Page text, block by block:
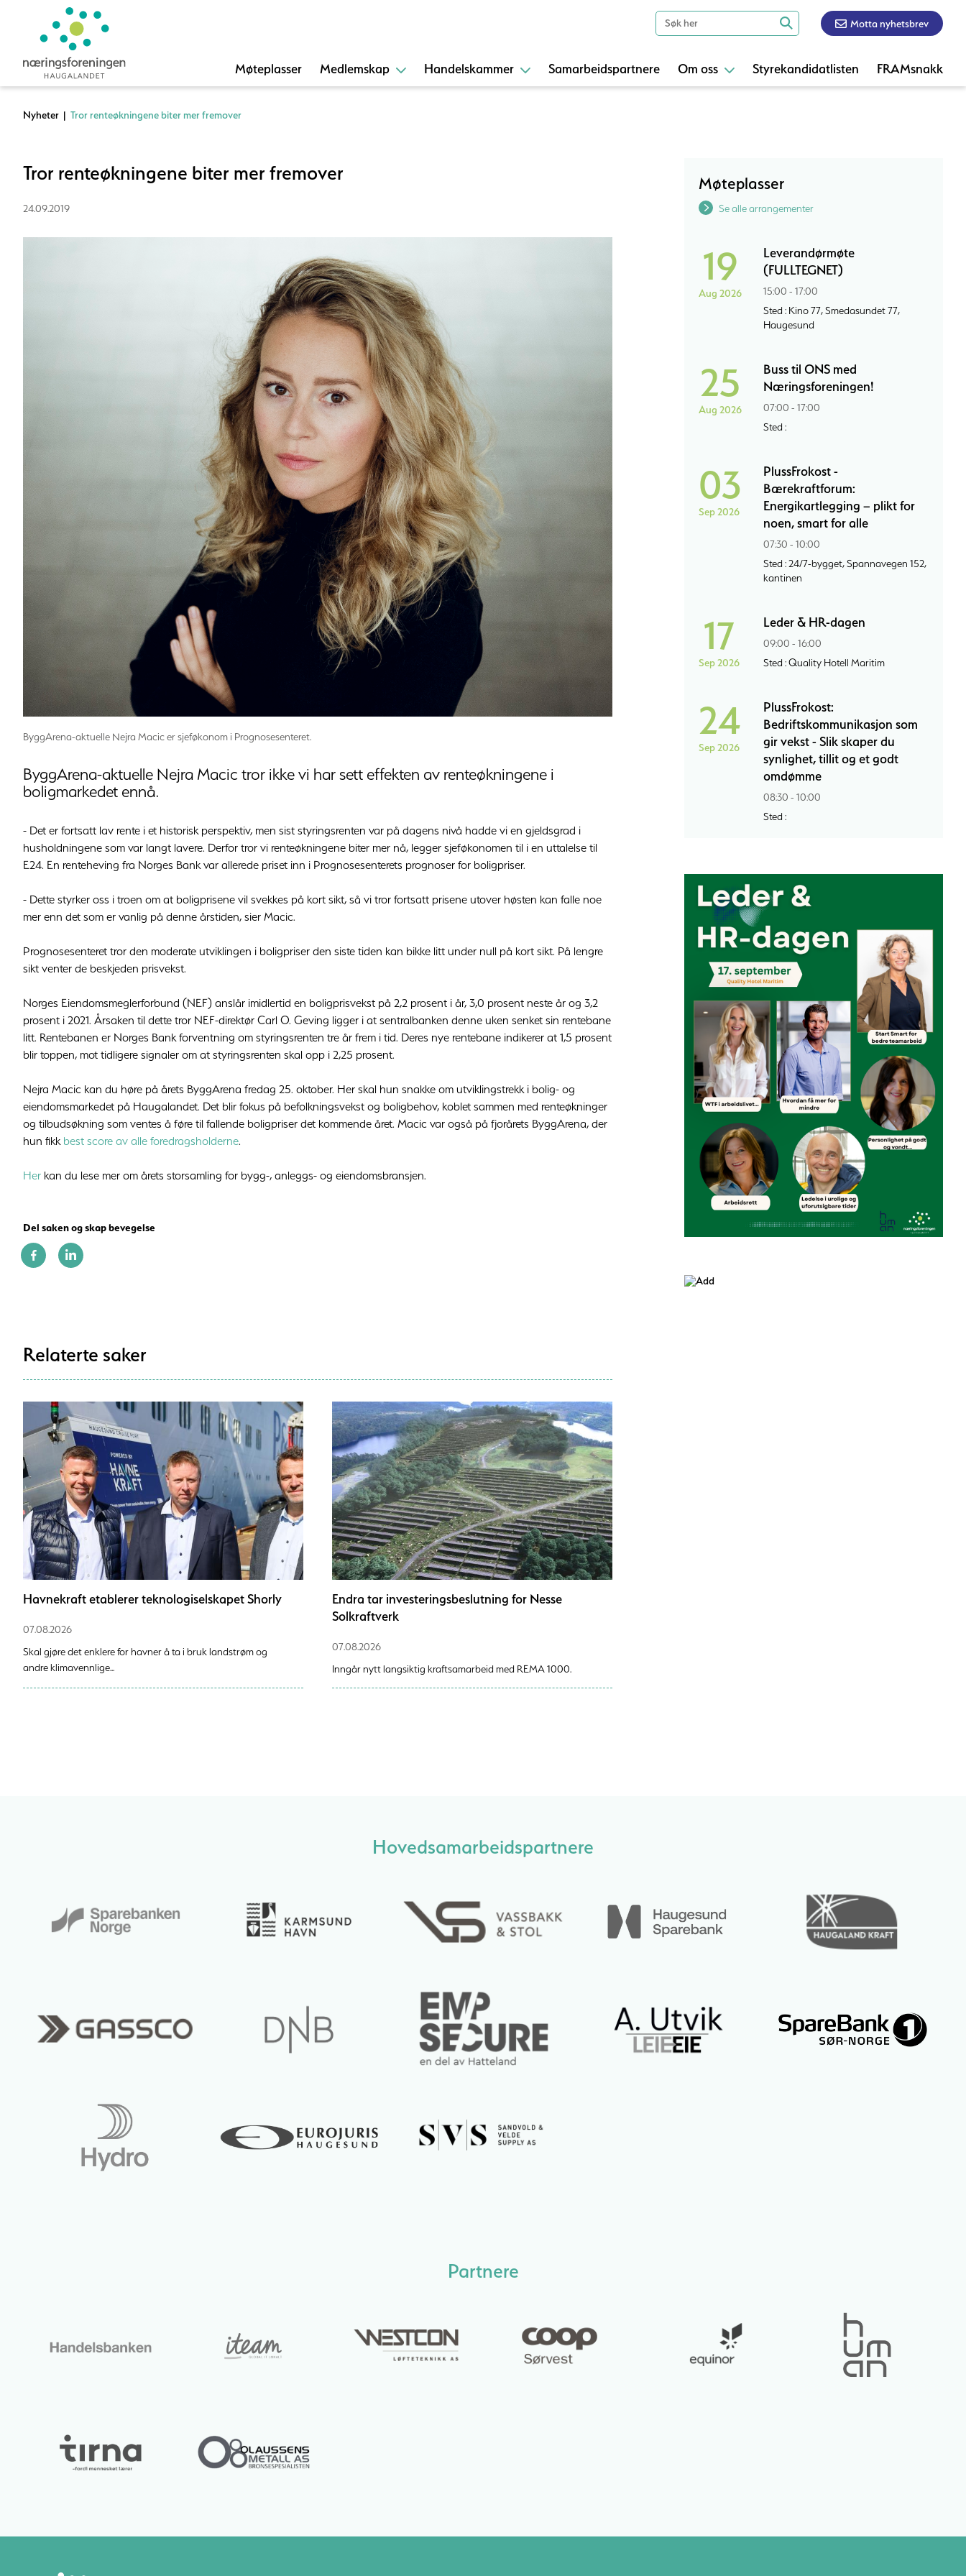
Motta nyhetsbrev
Møteplasser Medlemskap Handelskammer Samarbeidspartnere Om oss Styrekandidatlisten FRAMsnakk
Nyheter | Tror renteøkningene biter mer fremover
Tror renteøkningene biter mer fremover
24.09.2019
ByggArena-aktuelle Nejra Macic er sjeføkonom i Prognosesenteret.
ByggArena-aktuelle Nejra Macic tror ikke vi har sett effekten av renteøkningene i
boligmarkedet ennå.
- Det er fortsatt lav rente i et historisk perspektiv, men sist styringsrenten var på dagens nivå hadde vi en gjeldsgrad i
husholdningene som var langt lavere. Derfor tror vi renteøkningene biter mer nå, legger sjeføkonomen til i en uttalelse til
E24. En renteheving fra Norges Bank var allerede priset inn i Prognosesenterets prognoser for boligpriser.
- Dette styrker oss i troen om at boligprisene vil svekkes på kort sikt, så vi tror fortsatt prisene utover høsten kan falle noe
mer enn det som er vanlig på denne årstiden, sier Macic.
Prognosesenteret tror den moderate utviklingen i boligpriser den siste tiden kan bikke litt under null på kort sikt. På lengre
sikt venter de beskjeden prisvekst.
Norges Eiendomsmeglerforbund (NEF) anslår imidlertid en boligprisvekst på 2,2 prosent i år, 3,0 prosent neste år og 3,2
prosent i 2021. Årsaken til dette tror NEF-direktør Carl O. Geving ligger i at sentralbanken denne uken senket sin rentebane
litt. Rentebanen er Norges Bank forventning om styringsrenten tre år frem i tid. Deres nye rentebane indikerer at 1,5 prosent
blir toppen, mot tidligere signaler om at styringsrenten skal opp i 2,25 prosent.
Nejra Macic kan du høre på årets ByggArena fredag 25. oktober. Her skal hun snakke om utviklingstrekk i bolig- og
eiendomsmarkedet på Haugalandet. Det blir fokus på befolkningsvekst og boligbehov, koblet sammen med renteøkninger
og tilbudsøkning som ventes å føre til fallende boligpriser det kommende året. Macic var også på fjorårets ByggArena, der
hun fikk best score av alle foredragsholderne.
Her kan du lese mer om årets storsamling for bygg-, anleggs- og eiendomsbransjen.
Del saken og skap bevegelse
Relaterte saker
Havnekraft etablerer teknologiselskapet Shorly
07.08.2026
Skal gjøre det enklere for havner å ta i bruk landstrøm og
andre klimavennlige...
Endra tar investeringsbeslutning for Nesse
Solkraftverk
07.08.2026
Inngår nytt langsiktig kraftsamarbeid med REMA 1000.
Møteplasser
Se alle arrangementer
19
Aug 2026
Leverandørmøte
(FULLTEGNET)
15:00 - 17:00
Sted : Kino 77, Smedasundet 77,
Haugesund
25
Aug 2026
Buss til ONS med
Næringsforeningen!
07:00 - 17:00
Sted :
03
Sep 2026
PlussFrokost -
Bærekraftforum:
Energikartlegging – plikt for
noen, smart for alle
07:30 - 10:00
Sted : 24/7-bygget, Spannavegen 152,
kantinen
17
Sep 2026
Leder & HR-dagen
09:00 - 16:00
Sted : Quality Hotell Maritim
24
Sep 2026
PlussFrokost:
Bedriftskommunikasjon som
gir vekst - Slik skaper du
synlighet, tillit og et godt
omdømme
08:30 - 10:00
Sted :
Hovedsamarbeidspartnere
Partnere